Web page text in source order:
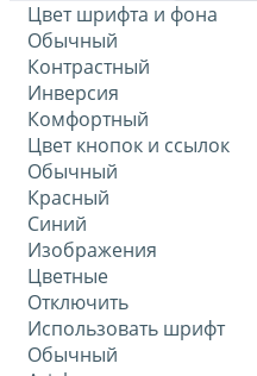
Цвет шрифта и фона
Обычный
Контрастный
Инверсия
Комфортный
Цвет кнопок и ссылок
Обычный
Красный
Синий
Изображения
Цветные
Отключить
Использовать шрифт
Обычный